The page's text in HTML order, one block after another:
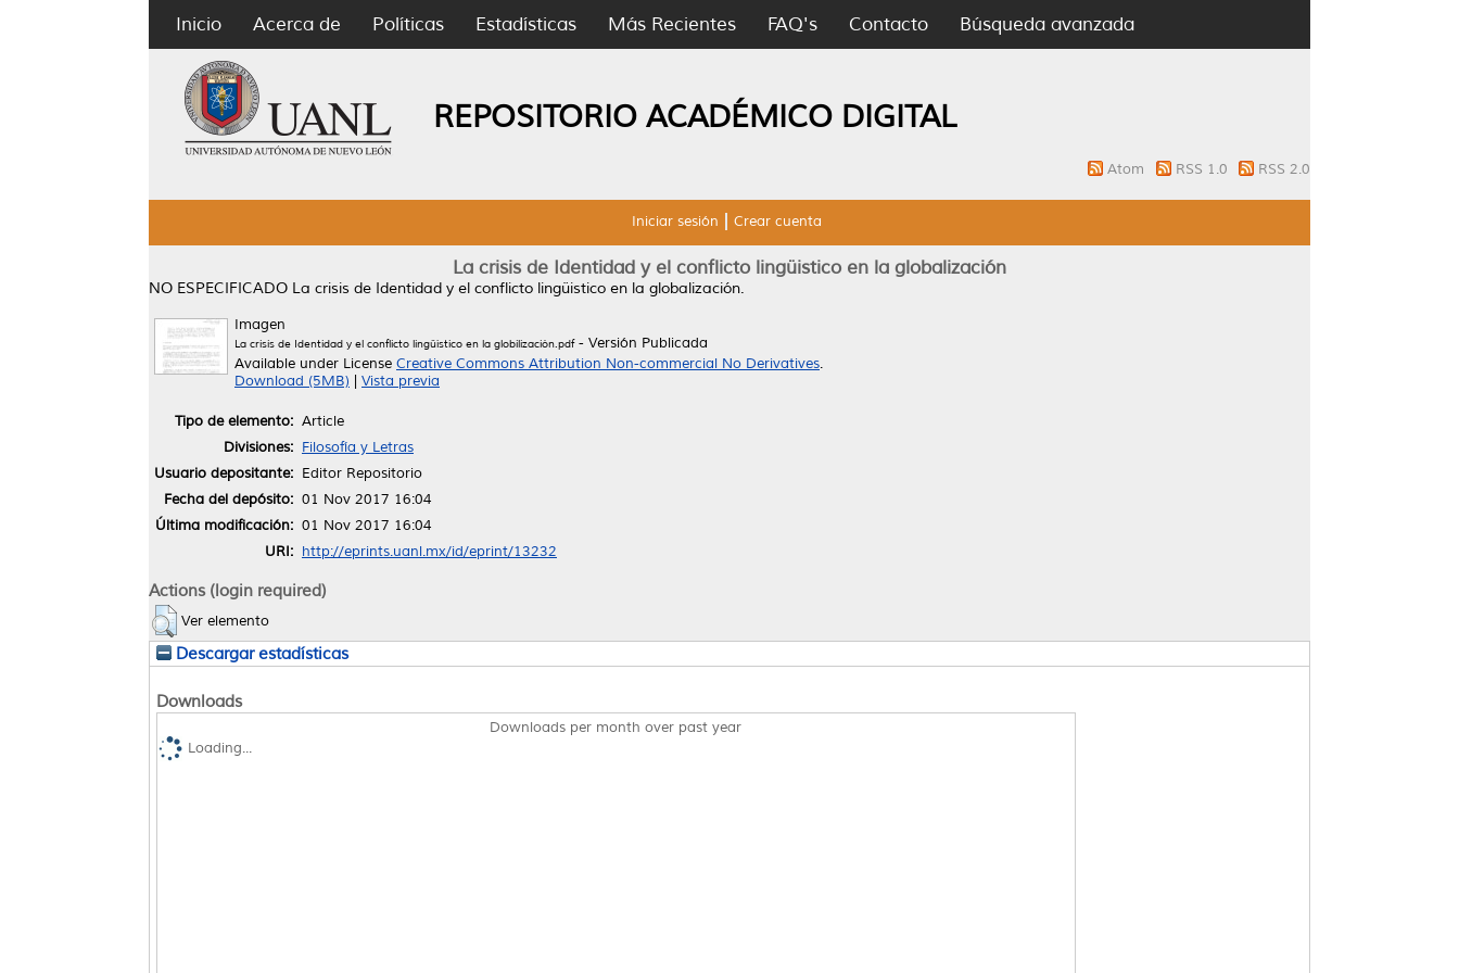
Inicio Acerca de Políticas Estadísticas Más Recientes FAQ's Contacto Búsqueda avanzada
REPOSITORIO ACADÉMICO DIGITAL
Atom RSS 1.0 RSS 2.0
Iniciar sesión Crear cuenta
La crisis de Identidad y el conflicto lingüistico en la globalización
NO ESPECIFICADO La crisis de Identidad y el conflicto lingüistico en la globalización.
Imagen
La crisis de Identidad y el conflicto lingüístico en la globilización.pdf- Versión Publicada
Available under License Creative Commons Attribution Non-commercial No Derivatives.
Download (5MB)
Vista previa
Tipo de elemento: Article
Divisiones: Filosofía y Letras
Usuario depositante: Editor Repositorio
Fecha del depósito: 01 Nov 2017 16:04
Última modificación: 01 Nov 2017 16:04
URI: http://eprints.uanl.mx/id/eprint/13232
Actions (login required)
Ver elemento
Descargar estadísticas
Downloads
Downloads per month over past year
Loading...